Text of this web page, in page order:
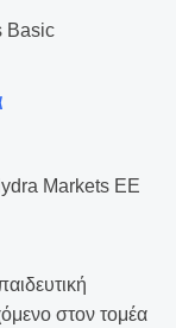
Basic
Markets EE
στον τομέα